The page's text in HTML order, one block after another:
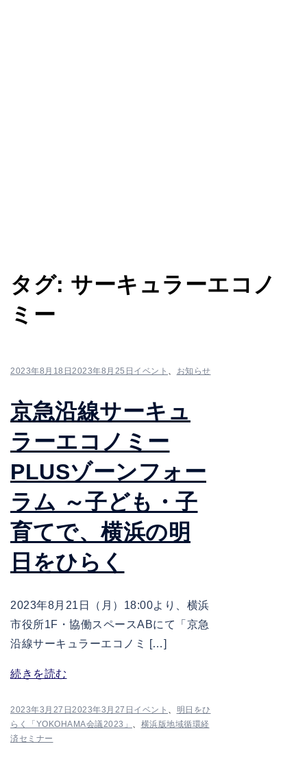
タグ: サーキュラーエコノ
ミー
2023年8月18日2023年8月25日 イベント 、 お知らせ
京急沿線サーキュ
ラーエコノミー
PLUSゾーンフォー
ラム ～子ども・子
育てで、横浜の明
日をひらく
2023年8月21日（月）18:00より、横浜
市役所1F・協働スペースABにて「京急
沿線サーキュラーエコノミ […]
続きを読む
2023年3月27日 2023年3月27日 イベント 、 明日をひ
らく「YOKOHAMA会議2023」 、 横浜版地域循環経
済セミナー